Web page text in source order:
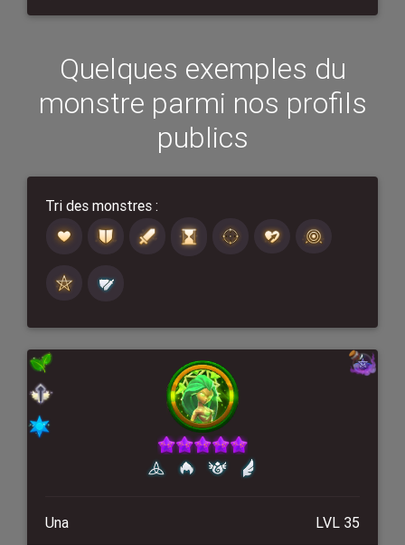
Quelques exemples du
monstre parmi nos profils
publics
Tri des monstres :
Una LVL 35